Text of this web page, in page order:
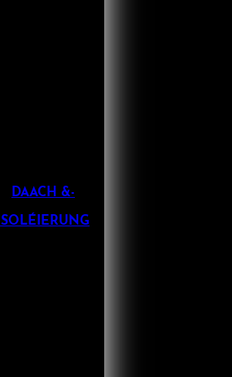
DAACH &-
ISOLÉIERUNG